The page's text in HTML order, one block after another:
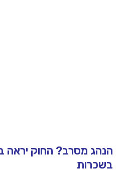
הנהג מסרב? החוק יראה
בשכרות